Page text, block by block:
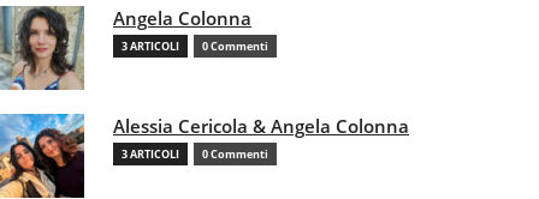
Angela Colonna
3 ARTICOLI 0 Commenti
Alessia Cericola & Angela Colonna
3 ARTICOLI 0 Commenti